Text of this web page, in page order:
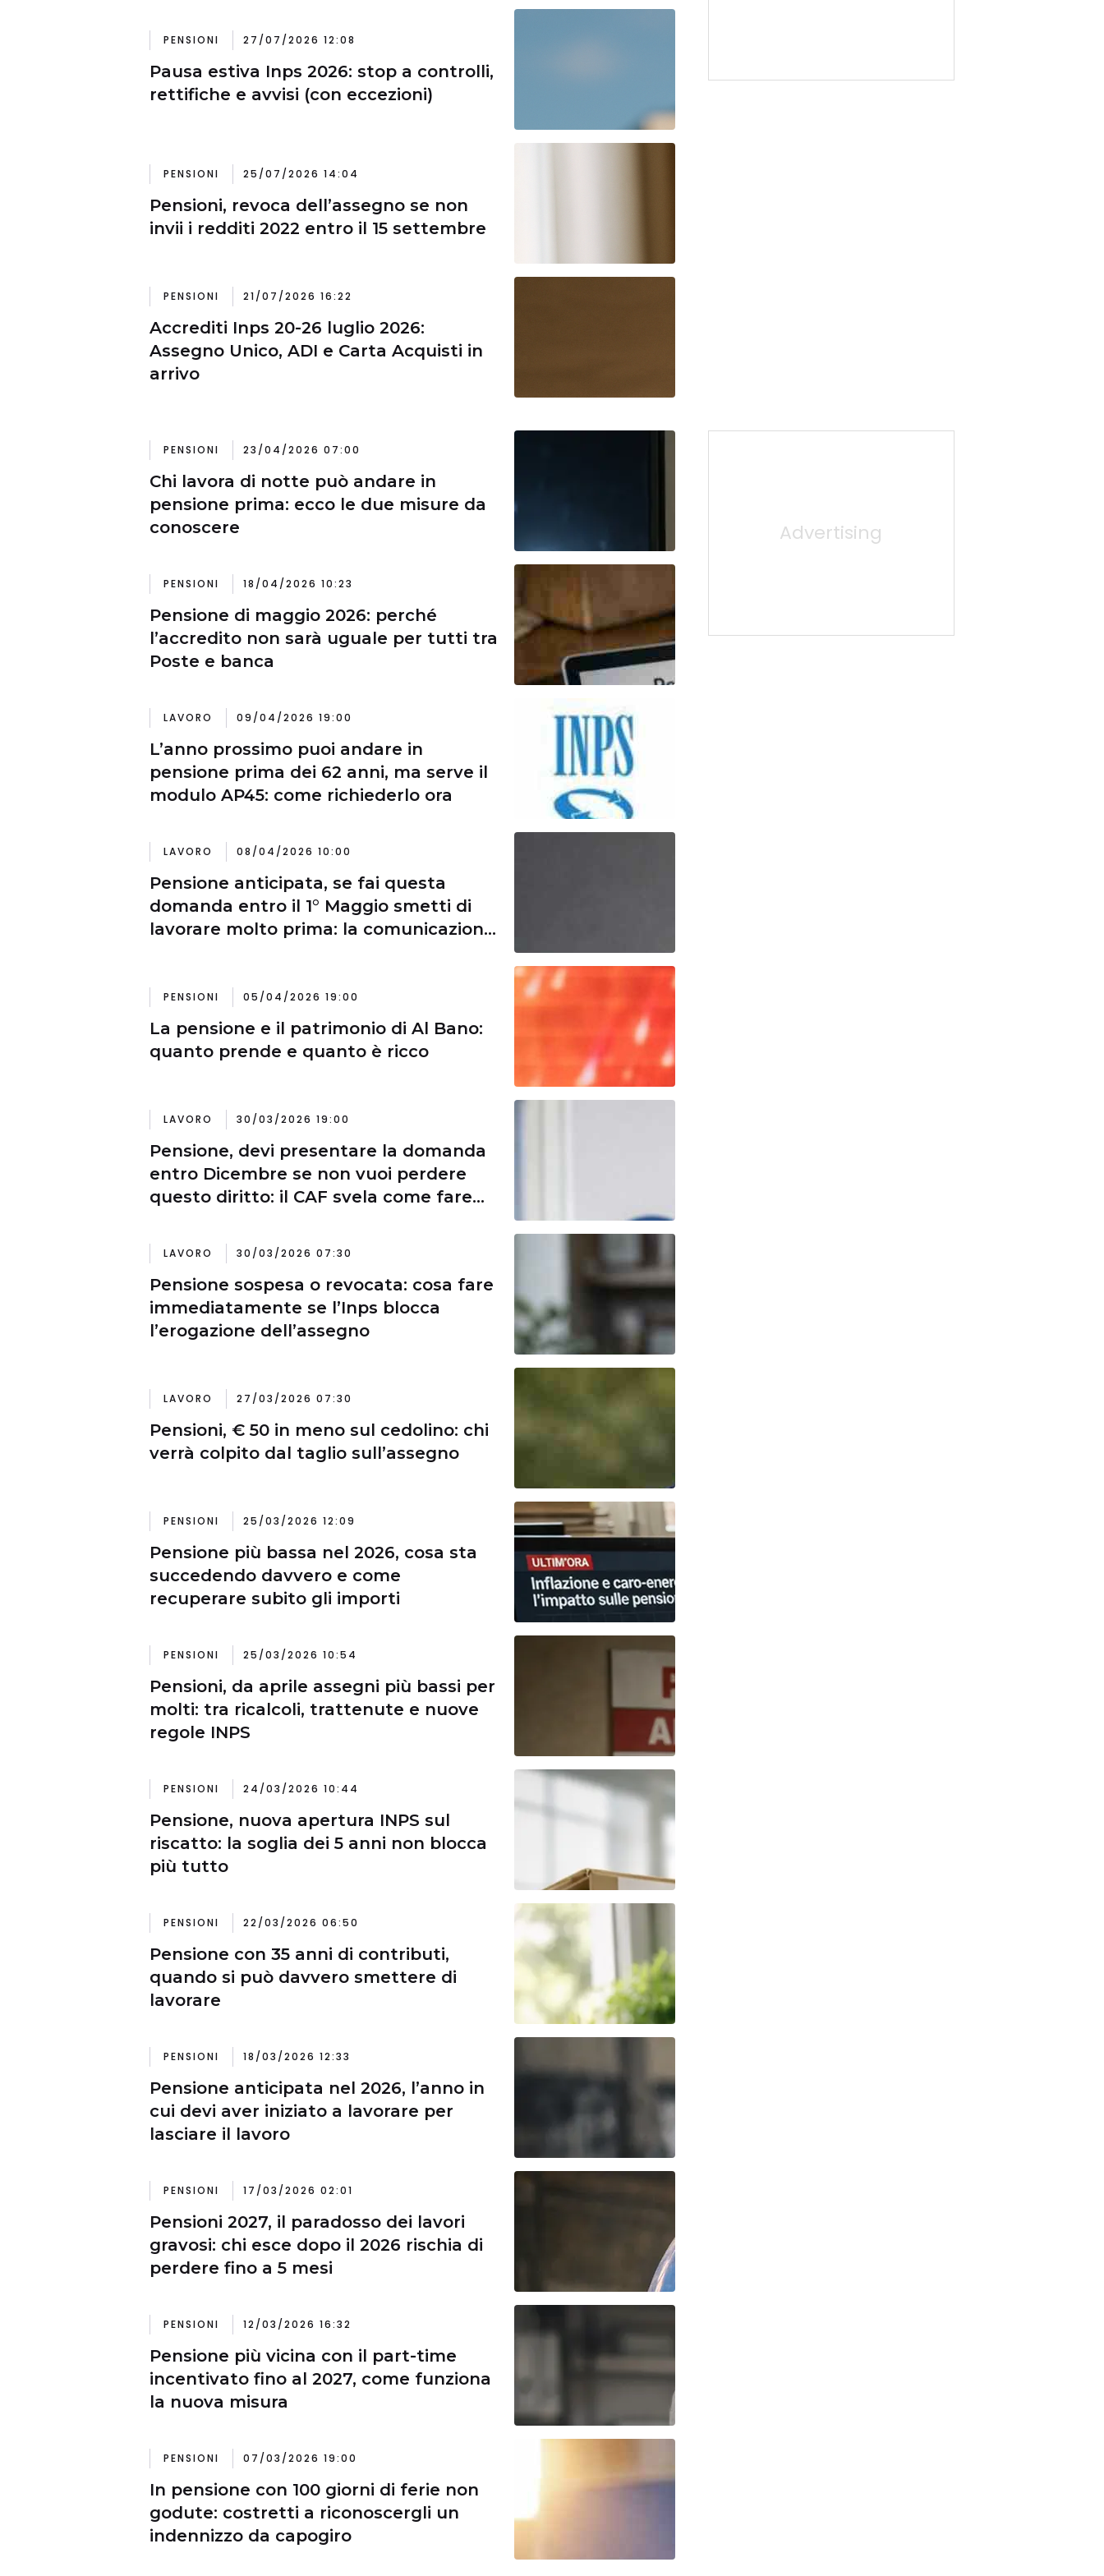
PENSIONI 27/07/2026 12:08
Pausa estiva Inps 2026: stop a controlli,
rettifiche e avvisi (con eccezioni)
PENSIONI 25/07/2026 14:04
Pensioni, revoca dell’assegno se non
invii i redditi 2022 entro il 15 settembre
PENSIONI 21/07/2026 16:22
Accrediti Inps 20-26 luglio 2026:
Assegno Unico, ADI e Carta Acquisti in
arrivo
PENSIONI 23/04/2026 07:00
Chi lavora di notte può andare in
pensione prima: ecco le due misure da
conoscere
PENSIONI 18/04/2026 10:23
Pensione di maggio 2026: perché
l’accredito non sarà uguale per tutti tra
Poste e banca
LAVORO 09/04/2026 19:00
L’anno prossimo puoi andare in
pensione prima dei 62 anni, ma serve il
modulo AP45: come richiederlo ora
LAVORO 08/04/2026 10:00
Pensione anticipata, se fai questa
domanda entro il 1° Maggio smetti di
lavorare molto prima: la comunicazione
PENSIONI 05/04/2026 19:00
La pensione e il patrimonio di Al Bano:
quanto prende e quanto è ricco
LAVORO 30/03/2026 19:00
Pensione, devi presentare la domanda
entro Dicembre se non vuoi perdere
questo diritto: il CAF svela come fare
LAVORO 30/03/2026 07:30
Pensione sospesa o revocata: cosa fare
immediatamente se l’Inps blocca
l’erogazione dell’assegno
LAVORO 27/03/2026 07:30
Pensioni, € 50 in meno sul cedolino: chi
verrà colpito dal taglio sull’assegno
PENSIONI 25/03/2026 12:09
Pensione più bassa nel 2026, cosa sta
succedendo davvero e come
recuperare subito gli importi
PENSIONI 25/03/2026 10:54
Pensioni, da aprile assegni più bassi per
molti: tra ricalcoli, trattenute e nuove
regole INPS
PENSIONI 24/03/2026 10:44
Pensione, nuova apertura INPS sul
riscatto: la soglia dei 5 anni non blocca
più tutto
PENSIONI 22/03/2026 06:50
Pensione con 35 anni di contributi,
quando si può davvero smettere di
lavorare
PENSIONI 18/03/2026 12:33
Pensione anticipata nel 2026, l’anno in
cui devi aver iniziato a lavorare per
lasciare il lavoro
PENSIONI 17/03/2026 02:01
Pensioni 2027, il paradosso dei lavori
gravosi: chi esce dopo il 2026 rischia di
perdere fino a 5 mesi
PENSIONI 12/03/2026 16:32
Pensione più vicina con il part-time
incentivato fino al 2027, come funziona
la nuova misura
PENSIONI 07/03/2026 19:00
In pensione con 100 giorni di ferie non
godute: costretti a riconoscergli un
indennizzo da capogiro